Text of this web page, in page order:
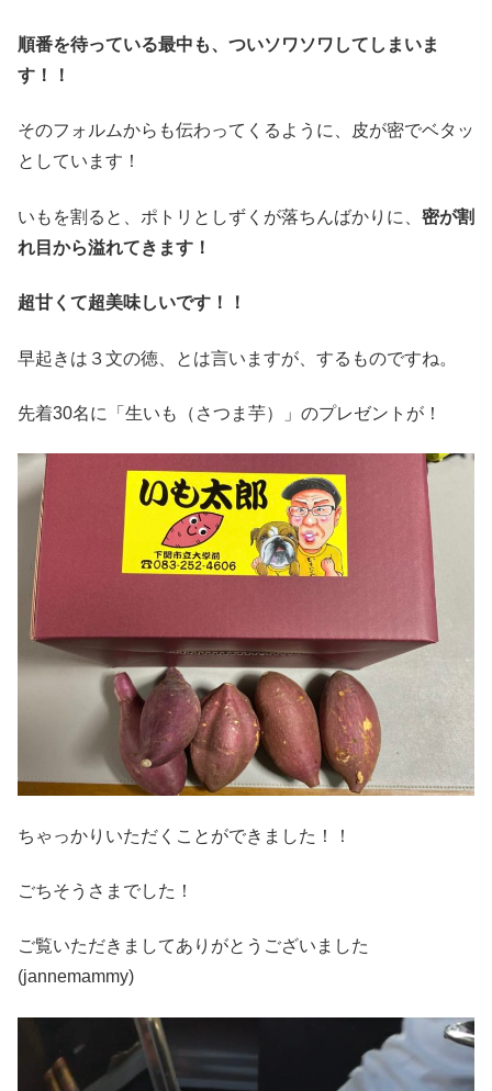
順番を待っている最中も、ついソワソワしてしまいま
す！！
そのフォルムからも伝わってくるように、皮が密でベタッ
としています！
いもを割ると、ポトリとしずくが落ちんばかりに、 密が割
れ目から溢れてきます！
超甘くて超美味しいです！！
早起きは３文の徳、とは言いますが、するものですね。
先着30名に「生いも（さつま芋）」のプレゼントが！
ちゃっかりいただくことができました！！
ごちそうさまでした！
ご覧いただきましてありがとうございました
(jannemammy)